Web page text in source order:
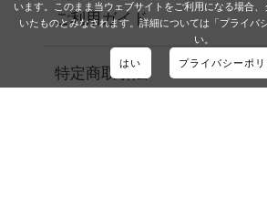
います。このまま当ウェブサイトをご利用になる場合
いたものとみなされます。詳細については「プライバ
い。
はい プライバシーポリ
ご利用ガイド
特定商取引法